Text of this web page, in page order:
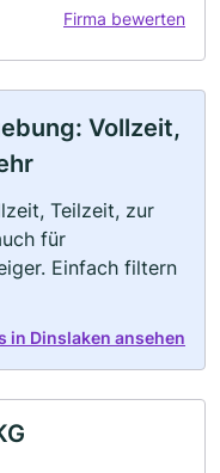
Firma bewerten
Vollzeit,
Teilzeit, zur
für
Einfach filtern
in Dinslaken ansehen